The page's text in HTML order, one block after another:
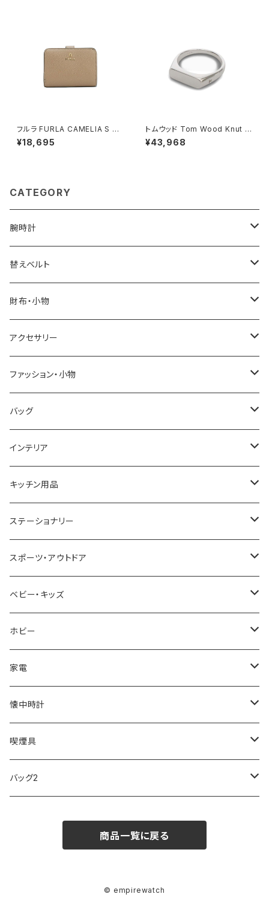
フルラ FURLA CAMELIA S C
OMPACT WALLETS 二つ折り
財布 wp00315-are000-125
¥18,695
トムウッド Tom Wood Knut R
ing リング 100572-50 シルバ
ー
¥43,968
CATEGORY
腕時計
ELGIN
SALVATORE MARRA
CASIO
GRANDEUR
COGU
GAGA MILANO
CACTUS
TIMEX
NIXON
AVALANCHE
ORIENT
ZEPPELIN
SKAGEN
FOOTBALL WATCHES
ARCA FUTURA
替えベルト
COACH
DANIEL WELLINGTON
LACOSTE
DIESEL
MICHAEL KORS
NO BRAND
財布・小物
SONNE
DUCT
TRANSNUMBER
SAAMA HOMME
ARNOLD PALMER
MICHAEL KORS
DIESEL
ALV
Merge
ETTINGER
COACH
BVLGARI
VANQUISH
アクセサリー
GUCCI
TIFFANY&CO
FOLLI FOLLIE
POLICE
PAUL HEWITT
22designstudio
BOTTEGA VENETA
EMPORIO ARMANI
CALVIN KLEIN
DANIEL WELLINGTON
SWAROVSKI
VIVIENNE WESTWOOD
ファッション・小物
DAKS
栃木レザー
NIKE
DUNHILL
NEWYORKER
OROBIANCO
Ellese
COLEMAN
MONTBLANC
Fashion Accessory Cllection
ISLAND
バッグ
MANHATTAN PORTAGE
United HOMME
RODANIA
BEAMZSQUARE
BLAZER CLUB
ANDY HAWARD
G GUSTO
GULLWING
LESPORTSAC
PRADA
インテリア
CRYSTOCRAFT
SEIKO
CITIZEN
BRAUN
RHYTHM
BLOSSOM
MONDAINE
MAWA
その他
キッチン用品
I'mD
Helios
VALENTINO VISCANI
ステーショナリー
LAMY
WATERMAN
PARKER
PELIKAN
CROSS
MONTBLANC
SWAROVSKI
スポーツ・アウトドア
Trangia
Barebones
FEUERHAND
CASIO
ベビー・キッズ
ふわりぃ
ERGO BABY
ホビー
その他
AMOS
OMMIX
COACH
家電
CREATE
TORAY
OMRON
SPICE OF LIFE
懐中時計
MONDAINE
喫煙具
ZIPPO
TSUBOTA PEARL
バッグ2
商品一覧に戻る
© empirewatch